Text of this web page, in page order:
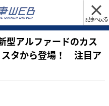
記事へ戻る
アルファードのカス
スタから登場！ 注目ア